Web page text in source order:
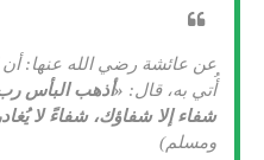
عن عائشة رضي الله عنها: أن
أُتي به، قال: «أذهب البأس
شفاء إلا شفاؤك، شفاءً لا
ومسلم)